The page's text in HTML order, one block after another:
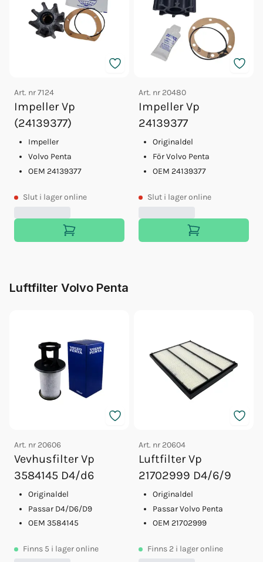
Art. nr7124
Impeller Vp
(24139377)
Impeller
Volvo Penta
OEM 24139377
Slut i lager online
Art. nr 20480
Impeller Vp
24139377
Originaldel
För Volvo Penta
OEM 24139377
Slut i lager online
Luftfilter Volvo Penta
Art. nr 20606
Vevhusfilter Vp
3584145 D4/d6
Originaldel
Passar D4/D6/D9
OEM 3584145
Finns 5 i lager online
Art. nr 20604
Luftfilter Vp
21702999 D4/6/9
Originaldel
Passar Volvo Penta
OEM 21702999
Finns 2 i lager online